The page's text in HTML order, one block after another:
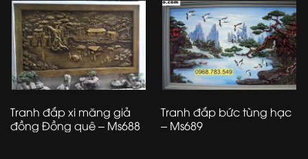
Tranh đắp xi măng giả
đồng Đồng quê – Ms688
Tranh đắp bức tùng hạc
– Ms689